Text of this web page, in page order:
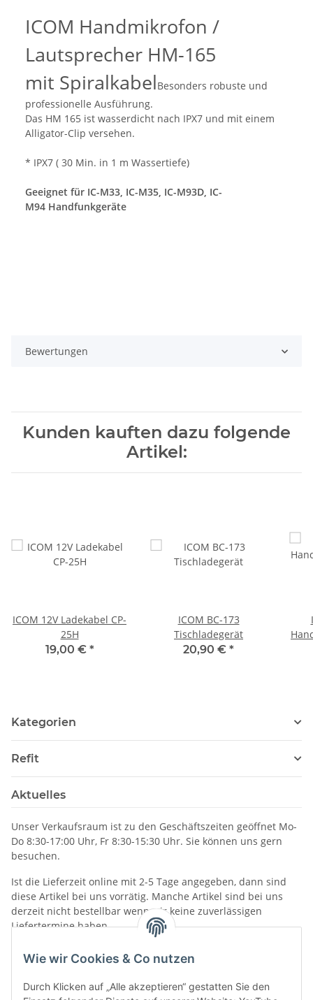
Wie wir Cookies & Co nutzen
Durch Klicken auf „Alle akzeptieren“ gestatten Sie den
ICOM Handmikrofon /
Lautsprecher HM-165
mit SpiralkabelBesonders robuste und
professionelle Ausführung.
Das HM 165 ist wasserdicht nach IPX7 und mit einem
Alligator-Clip versehen.
* IPX7 ( 30 Min. in 1 m Wassertiefe)
Geeignet für IC-M33, IC-M35, IC-M93D, IC-
M94 Handfunkgeräte
Bewertungen
Kunden kauften dazu folgende
Artikel:
ICOM 12V Ladekabel CP-
25H
19,00 € *
ICOM BC-173
Tischladegerät
20,90 € *
Kategorien
Refit
Aktuelles
Unser Verkaufsraum ist zu den Geschäftszeiten geöffnet Mo-
Do 8:30-17:00 Uhr, Fr 8:30-15:30 Uhr. Sie können uns gern
besuchen.
Ist die Lieferzeit online mit 2-5 Tage angegeben, dann sind
diese Artikel bei uns vorrätig. Manche Artikel sind bei uns
derzeit nicht bestellbar wenn wir keine zuverlässigen
Liefertermine haben.
Informationen